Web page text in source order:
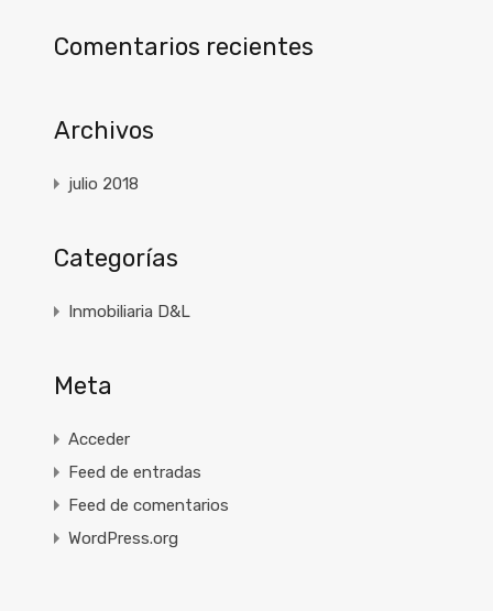
Comentarios recientes
Archivos
julio 2018
Categorías
Inmobiliaria D&L
Meta
Acceder
Feed de entradas
Feed de comentarios
WordPress.org